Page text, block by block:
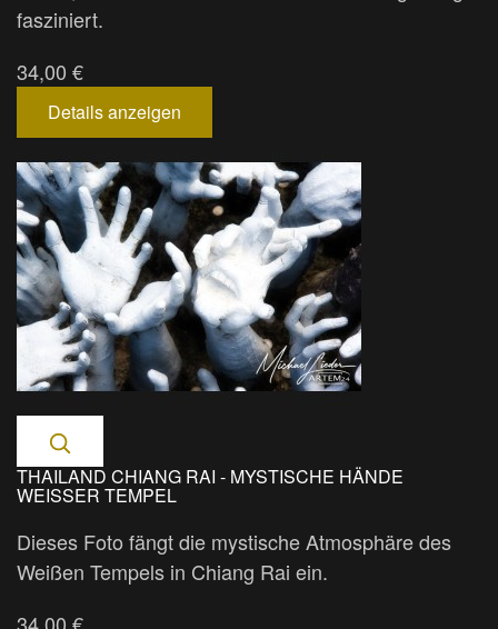
fasziniert.
34,00 €
Details anzeigen
THAILAND CHIANG RAI - MYSTISCHE HÄNDE
WEISSER TEMPEL
Dieses Foto fängt die mystische Atmosphäre des
Weißen Tempels in Chiang Rai ein.